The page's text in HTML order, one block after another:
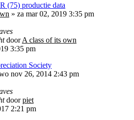
(75) productie data
» za mar 02, 2019 3:35 pm
doorA class of its own
3:35 pm
Society
nov 26, 2014 2:43 pm
doorpiet
2:21 pm